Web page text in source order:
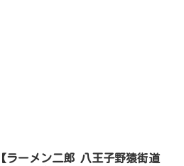
【ラーメン二郎 八王子野猿街道